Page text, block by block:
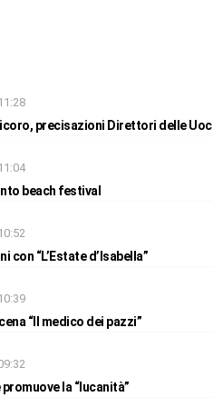
precisazioni Direttori delle Uoc
beach festival
con “L’Estate d’Isabella”
“Il medico dei pazzi”
promuove la “lucanità”